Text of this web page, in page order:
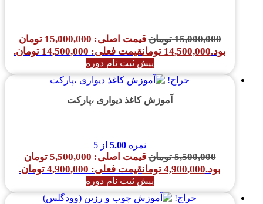
15,000,000 تومان
قیمت اصلی: 15,000,000 تومان
بود.14,500,000 تومانقیمت فعلی: 14,500,000 تومان.
پیش ثبت نام دوره
حراج!
آموزش کاغذ دیواری ،پارکت
نمره 5.00 از 5
5,500,000 تومان
قیمت اصلی: 5,500,000 تومان
بود.4,900,000 تومانقیمت فعلی: 4,900,000 تومان.
پیش ثبت نام دوره
حراج!